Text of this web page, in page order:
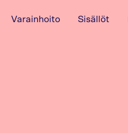
Varainhoito Sisällöt